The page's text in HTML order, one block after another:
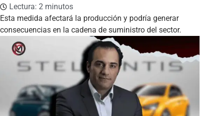
Lectura: 2 minutos
Esta medida afectará la producción y podría generar
consecuencias en la cadena de suministro del sector.